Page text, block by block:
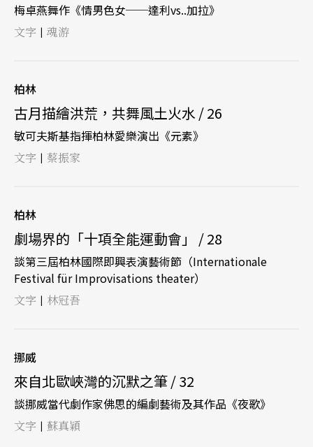
梅卓燕舞作《情男色女──達利vs..加拉》
文字 | 魂游
柏林
古月描繪洪荒，共舞風土火水 / 26
敏可夫斯基指揮柏林愛樂演出《元素》
文字 | 蔡振家
柏林
劇場界的「十項全能運動會」 / 28
談第三屆柏林國際即興表演藝術節（Internationale
Festival für Improvisations theater）
文字 | 林冠吾
挪威
來自北歐峽灣的沉默之筆 / 32
談挪威當代劇作家佛思的編劇藝術及其作品《夜歌》
文字 | 蘇真穎